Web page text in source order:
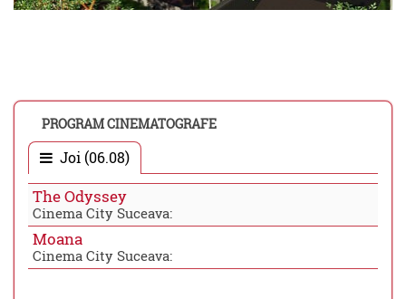
PROGRAM CINEMATOGRAFE
Joi (06.08)
The Odyssey
Cinema City Suceava:
Moana
Cinema City Suceava: